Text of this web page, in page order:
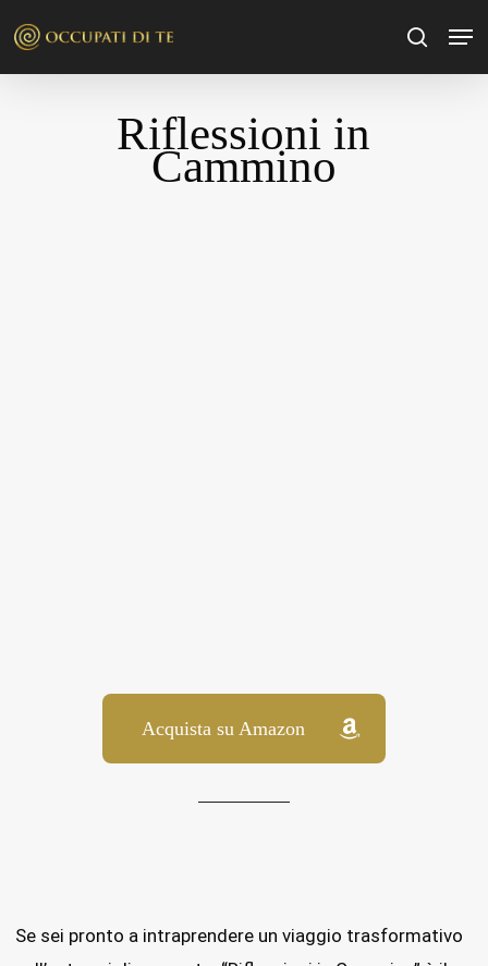
to
search
Riflessioni in
Cammino
Acquista su Amazon
Se sei pronto a intraprendere un viaggio trasformativo